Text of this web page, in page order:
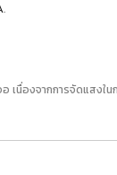
เนื่องจากการจัดแส